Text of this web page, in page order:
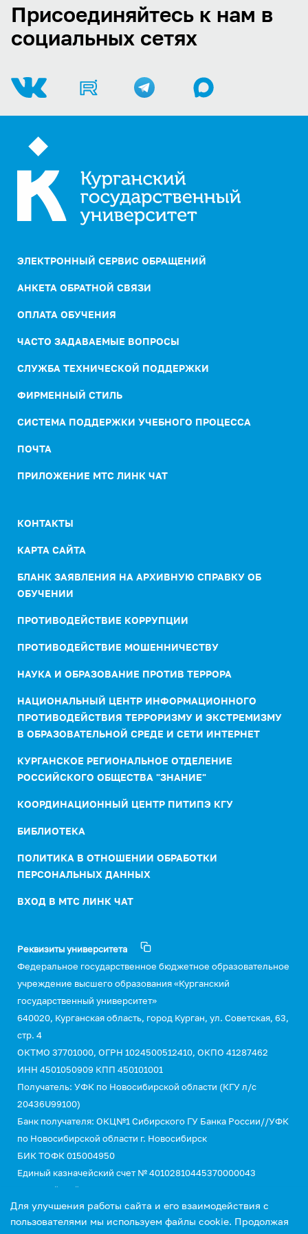
Присоединяйтесь к нам в
социальных сетях
ЭЛЕКТРОННЫЙ СЕРВИС ОБРАЩЕНИЙ
АНКЕТА ОБРАТНОЙ СВЯЗИ
ОПЛАТА ОБУЧЕНИЯ
ЧАСТО ЗАДАВАЕМЫЕ ВОПРОСЫ
СЛУЖБА ТЕХНИЧЕСКОЙ ПОДДЕРЖКИ
ФИРМЕННЫЙ СТИЛЬ
СИСТЕМА ПОДДЕРЖКИ УЧЕБНОГО ПРОЦЕССА
ПОЧТА
ПРИЛОЖЕНИЕ МТС ЛИНК ЧАТ
КОНТАКТЫ
КАРТА САЙТА
БЛАНК ЗАЯВЛЕНИЯ НА АРХИВНУЮ СПРАВКУ ОБ
ОБУЧЕНИИ
ПРОТИВОДЕЙСТВИЕ КОРРУПЦИИ
ПРОТИВОДЕЙСТВИЕ МОШЕННИЧЕСТВУ
НАУКА И ОБРАЗОВАНИЕ ПРОТИВ ТЕРРОРА
НАЦИОНАЛЬНЫЙ ЦЕНТР ИНФОРМАЦИОННОГО
ПРОТИВОДЕЙСТВИЯ ТЕРРОРИЗМУ И ЭКСТРЕМИЗМУ
В ОБРАЗОВАТЕЛЬНОЙ СРЕДЕ И СЕТИ ИНТЕРНЕТ
КУРГАНСКОЕ РЕГИОНАЛЬНОЕ ОТДЕЛЕНИЕ
РОССИЙСКОГО ОБЩЕСТВА "ЗНАНИЕ"
КООРДИНАЦИОННЫЙ ЦЕНТР ПИТИПЭ КГУ
БИБЛИОТЕКА
ПОЛИТИКА В ОТНОШЕНИИ ОБРАБОТКИ
ПЕРСОНАЛЬНЫХ ДАННЫХ
ВХОД В МТС ЛИНК ЧАТ
Реквизиты университета
Федеральное государственное бюджетное образовательное
учреждение высшего образования «Курганский
государственный университет»
640020, Курганская область, город Курган, ул. Советская, 63,
стр. 4
ОКТМО 37701000, ОГРН 1024500512410, ОКПО 41287462
ИНН 4501050909 КПП 450101001
Получатель: УФК по Новосибирской области (КГУ л/с
20436U99100)
Банк получателя: ОКЦ№1 Сибирского ГУ Банка России//УФК
по Новосибирской области г. Новосибирск
БИК ТОФК 015004950
Единый казначейский счет № 40102810445370000043
Казначейский счет №03214643000000015110
КБК 00000000000000000130 (для оплаты услуг)
УИН 0
Для улучшения работы сайта и его взаимодействия с
пользователями мы используем файлы cookie. Продолжая